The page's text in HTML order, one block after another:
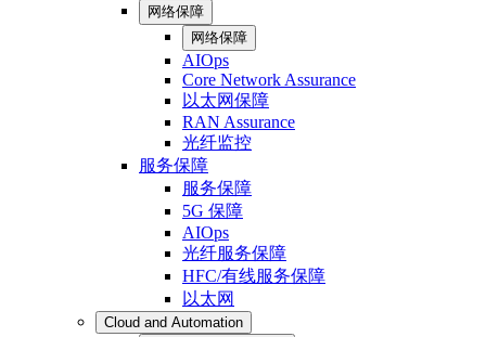
网络保障
网络保障
AIOps
Core Network Assurance
以太网保障
RAN Assurance
光纤监控
服务保障
服务保障
5G 保障
AIOps
光纤服务保障
HFC/有线服务保障
以太网
Cloud and Automation